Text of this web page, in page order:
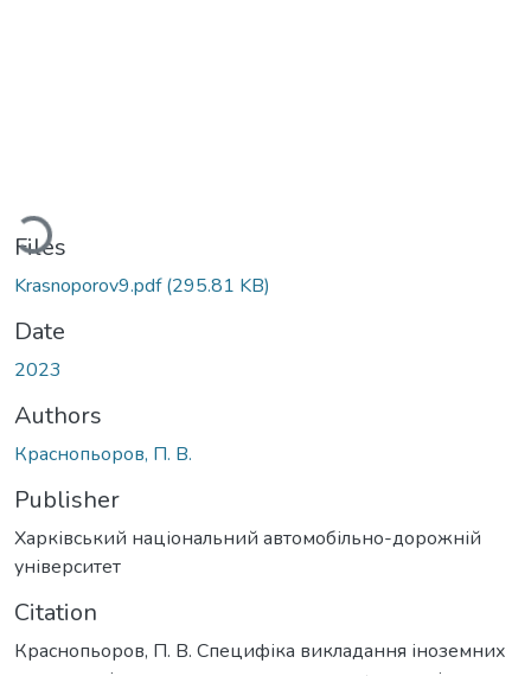
Files
Krasnoporov9.pdf(295.81 KB)
Date
2023
Authors
Краснопьоров, П. В.
Publisher
Харківський національний автомобільно-дорожній
університет
Citation
Краснопьоров, П. В. Специфіка викладання іноземних